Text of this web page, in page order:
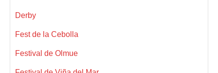
Derby
Fest de la Cebolla
Festival de Olmue